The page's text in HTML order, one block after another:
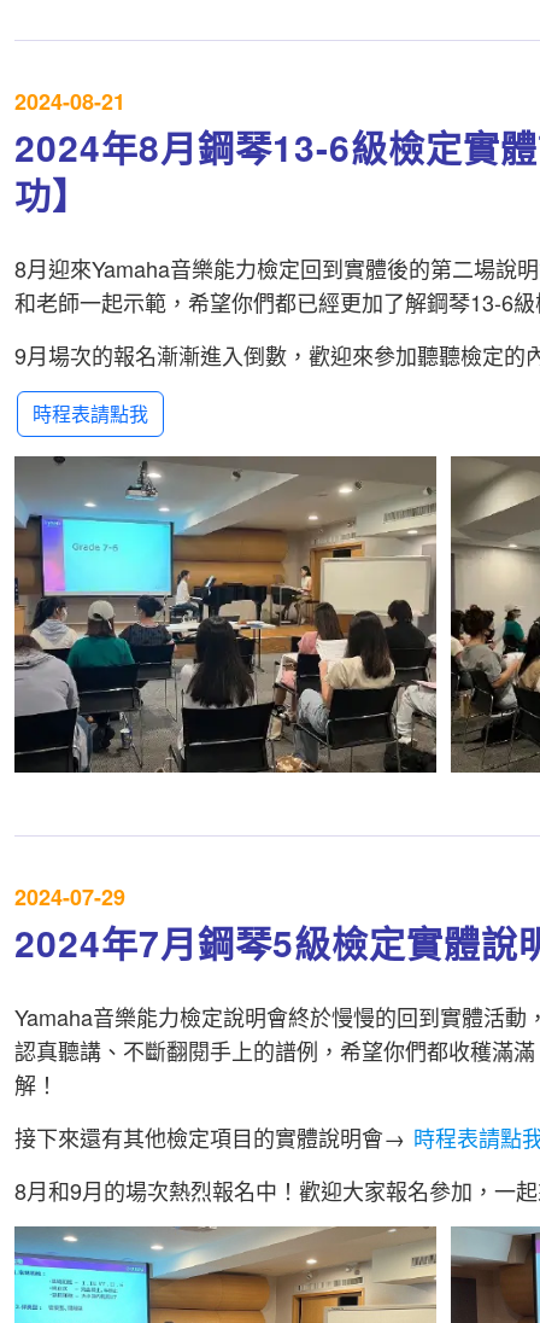
2024-08-21
2024年8月鋼琴13-6級檢定實
功】
8月迎來Yamaha音樂能力檢定回到實體後的第二場說
和老師一起示範，希望你們都已經更加了解鋼琴13-6
9月場次的報名漸漸進入倒數，歡迎來參加聽聽檢定的
時程表請點我
2024-07-29
2024年7月鋼琴5級檢定實體說
Yamaha音樂能力檢定說明會終於慢慢的回到實體活
認真聽講、不斷翻閱手上的譜例，希望你們都收穫滿
解！
接下來還有其他檢定項目的實體說明會→ 時程表請點
8月和9月的場次熱烈報名中！歡迎大家報名參加，一